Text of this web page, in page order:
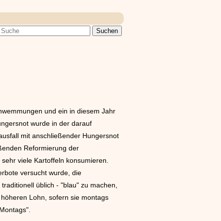
und ein in diesem Jahr
wurde in der darauf
mit anschließender Hungersnot
Reformierung der
viele Kartoffeln konsumieren.
versucht wurde, die
üblich - "blau" zu machen,
Lohn, sofern sie montags